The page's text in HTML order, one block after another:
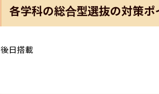
各学科の総合型選抜の対策ポ
後日搭載